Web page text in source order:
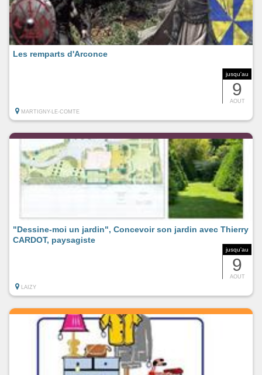
jusqu'au
9
AOUT
Les remparts d'Arconce
MARTIGNY-LE-COMTE
jusqu'au
9
AOUT
"Dessine-moi un jardin", Concevoir son jardin avec Thierry
CARDOT, paysagiste
LAIZY